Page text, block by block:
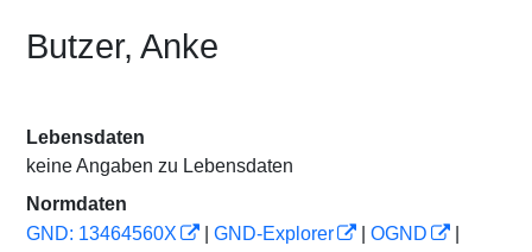
Butzer, Anke
Lebensdaten
keine Angaben zu Lebensdaten
Normdaten
GND: 13464560X
GND-Explorer OGND